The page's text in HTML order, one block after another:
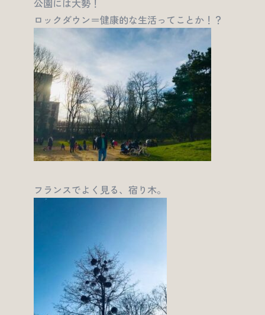
公園には大勢！
ロックダウン＝健康的な生活ってことか！？
フランスでよく見る、宿り木。